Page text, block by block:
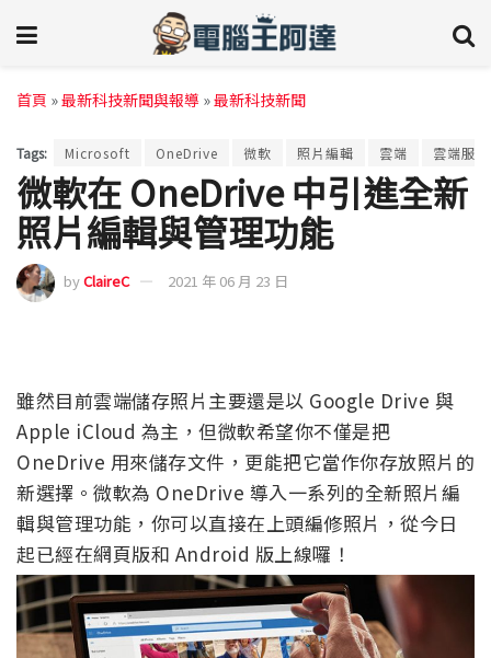
首頁 »最新科技新聞與報導 »最新科技新聞
Tags: Microsoft OneDrive 微軟 照片編輯 雲端 雲端服務
微軟在 OneDrive 中引進全新
照片編輯與管理功能
byClaireC 2021 年 06 月 23 日
雖然目前雲端儲存照片主要還是以 Google Drive 與
Apple iCloud 為主，但微軟希望你不僅是把
OneDrive 用來儲存文件，更能把它當作你存放照片的
新選擇。微軟為 OneDrive 導入一系列的全新照片編
輯與管理功能，你可以直接在上頭編修照片，從今日
起已經在網頁版和 Android 版上線囉！